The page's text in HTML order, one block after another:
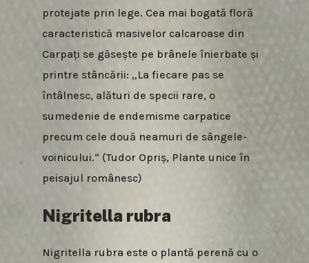
protejate prin lege. Cea mai bogată floră
caracteristică masivelor calcaroase din
Carpați se găsește pe brânele înierbate și
printre stâncării: „La fiecare pas se
întâlnesc, alături de specii rare, o
sumedenie de endemisme carpatice
precum cele două neamuri de sângele-
voinicului.“ (Tudor Opriș, Plante unice în
peisajul românesc)
Nigritella rubra
Nigritella rubra este o plantă perenă cu o